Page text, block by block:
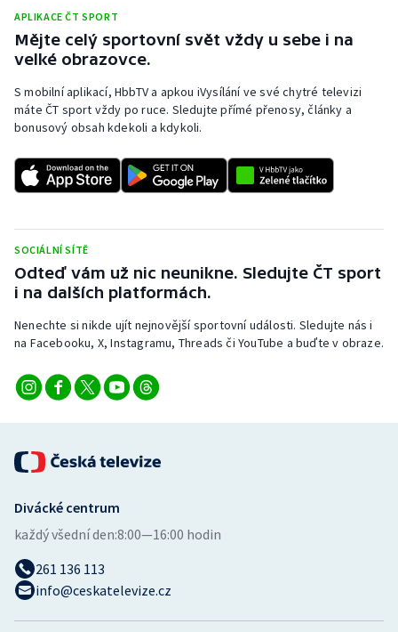
Rychlobruslení
Rychlostní kanoistika
Short track
Sportovní střelba
Triatlon
Veslování
Vodní slalom
Volejbal
Ostatní
APLIKACE ČT SPORT
Mějte celý sportovní svět vždy u sebe i na
velké obrazovce.
S mobilní aplikací, HbbTV a apkou iVysílání ve své chytré televizi
máte ČT sport vždy po ruce. Sledujte přímé přenosy, články a
bonusový obsah kdekoli a kdykoli.
SOCIÁLNÍ SÍTĚ
Odteď vám už nic neunikne. Sledujte ČT sport
i na dalších platformách.
Nenechte si nikde ujít nejnovější sportovní události. Sledujte nás i
na Facebooku, X, Instagramu, Threads či YouTube a buďte v obraze.
Divácké centrum
každý všední den:8:00—16:00 hodin
261 136 113
info@ceskatelevize.cz